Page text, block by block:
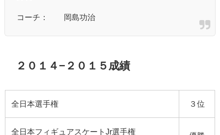
コーチ： 岡島功治
２０１４−２０１５成績
全日本選手権 ３位
全日本フィギュアスケートJr選手権